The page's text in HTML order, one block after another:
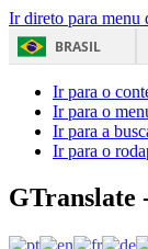
Ir direto para menu
BRASIL
Ir para o
Ir para o
Ir para a
Ir para o
GTranslate